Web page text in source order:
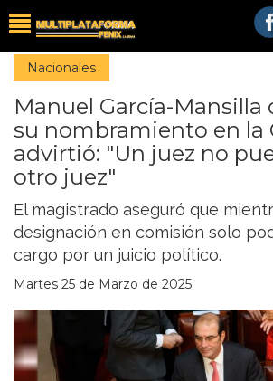
Nacionales
Manuel García-Mansilla
su nombramiento en la
advirtió: "Un juez no
otro juez"
El magistrado aseguró que
designación en comisión solo
cargo por un juicio político.
Martes 25 de Marzo de 2025